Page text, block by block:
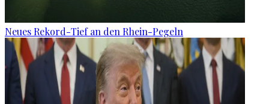
Neues Rekord-Tief an den Rhein-Pegeln